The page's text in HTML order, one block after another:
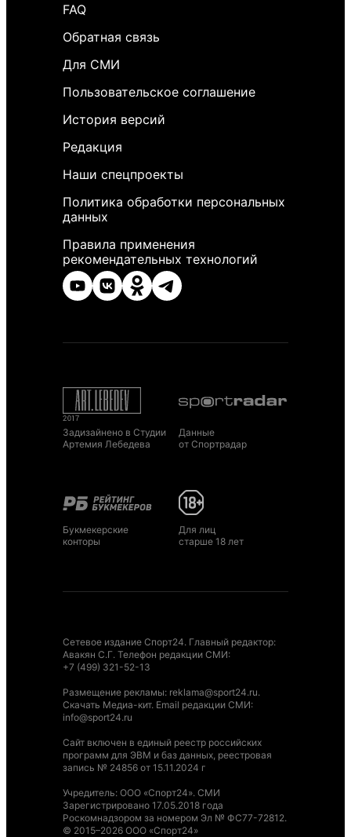
FAQ
Обратная связь
Для СМИ
Пользовательское соглашение
История версий
Редакция
Наши спецпроекты
Политика обработки персональных
данных
Правила применения
рекомендательных технологий
Задизайнено в Студии
Артемия Лебедева
Данные
от Спортрадар
Букмекерские
конторы
Для лиц
старше 18 лет
Сетевое издание Спорт24. Главный редактор:
Авакян С.Г. Телефон редакции СМИ:
+7 (499) 321-52-13
Размещение рекламы: reklama@sport24.ru.
Скачать Медиа-кит. Email редакции СМИ:
info@sport24.ru
Сайт включен в единый реестр российских
программ для ЭВМ и баз данных, реестровая
запись № 24856 от 15.11.2024 г
Учредитель: ООО «Спорт24». СМИ
Зарегистрировано 17.05.2018 года
Роскомнадзором за номером Эл № ФС77-72812.
© 2015–2026 ООО «Спорт24»